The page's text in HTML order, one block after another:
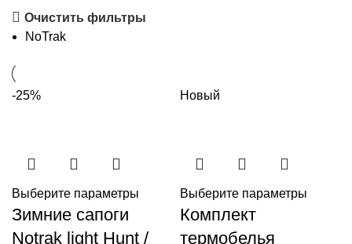
Очистить фильтры
NoTrak
-25%
Выберите параметры
Зимние сапоги
Notrak light Hunt /
Новый
Выберите параметры
Комплект
термобелья